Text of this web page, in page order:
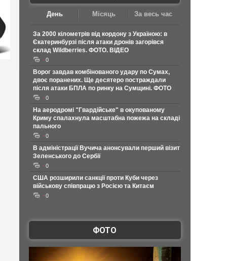
День Місяць За весь час
За 2000 кілометрів від кордону з Україною: в
Єкатеринбурзі після атаки дронів загорівся
склад Wildberries. ФОТО. ВІДЕО
0
Ворог завдав комбінованого удару по Сумах,
двоє поранених. Ще десятеро постраждали
після атаки БПЛА по ринку на Сумщині. ФОТО
0
На аеродромі "Гвардійське" в окупованому
Криму спалахнула масштабна пожежа на складі
пального
0
В адміністрації Вучича анонсували перший візит
Зеленського до Сербії
0
США розширили санкції проти Куби через
військову співпрацю з Росією та Китаєм
0
ФОТО